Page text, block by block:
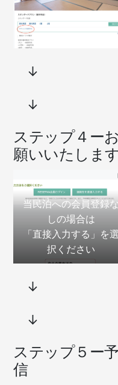
↓
↓
ステップ４ー
願いいたします
当民泊への会員登録
しの場合は
「直接入力する」を選
択ください
↓
↓
ステップ５ー
信